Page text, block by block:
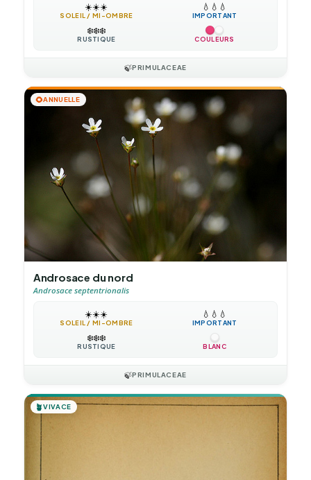
☀️☀️☀️
SOLEIL / MI-OMBRE
💧 💧 💧
IMPORTANT
❄️❄️❄️
RUSTIQUE COULEURS
🍃PRIMULACEAE
🌻ANNUELLE
Androsace du nord
Androsace septentrionalis
☀️☀️☀️
SOLEIL / MI-OMBRE
💧 💧 💧
IMPORTANT
❄️❄️❄️
RUSTIQUE BLANC
🍃PRIMULACEAE
🪴VIVACE